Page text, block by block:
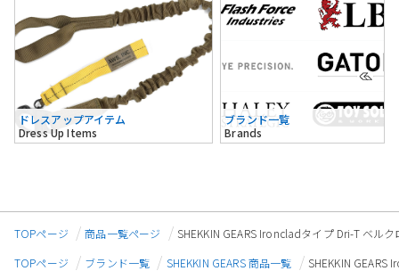
ドレスアップアイテム
Dress Up Items
ブランド一覧
Brands
TOPページ 商品一覧ページ
SHEKKIN GEARS Ironcladタイプ Dri-T ベル
TOPページ
ブランド一覧 SHEKKIN GEARS 商品一覧
SHEKKIN